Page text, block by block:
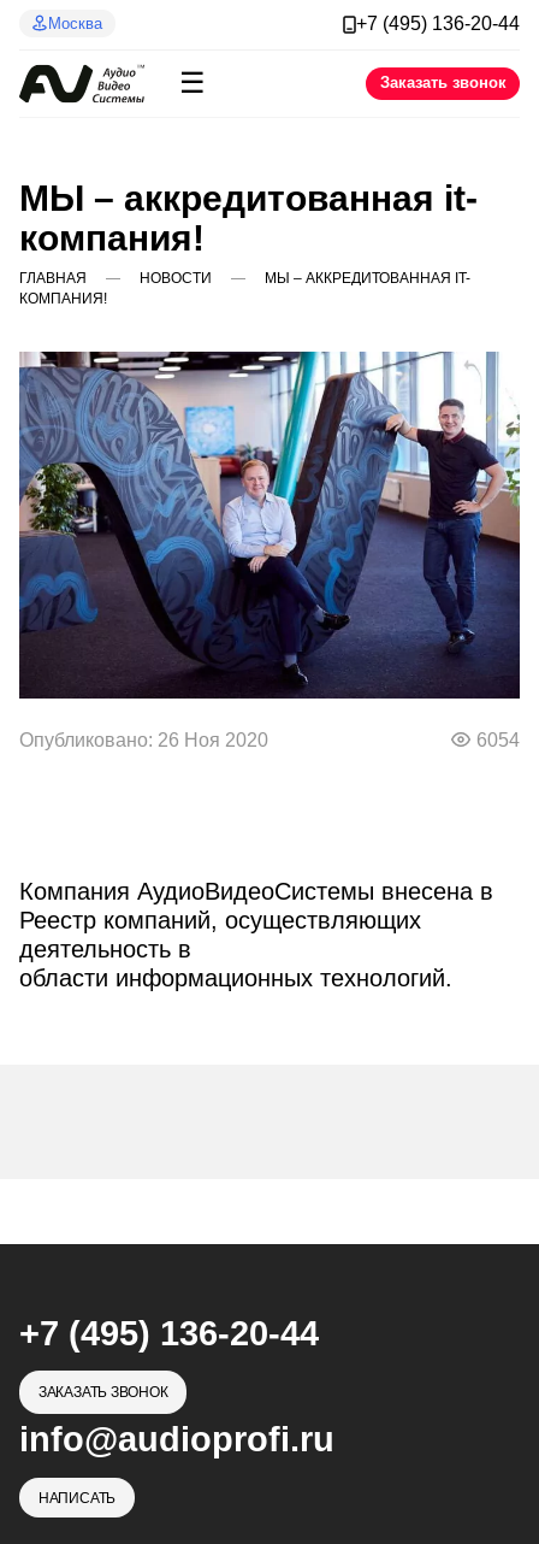
Москва +7 (495) 136-20-44
☰ Заказать звонок
МЫ – аккредитованная it-
компания!
ГЛАВНАЯ НОВОСТИ
МЫ – АККРЕДИТОВАННАЯ IT-
КОМПАНИЯ!
Опубликовано: 26 Ноя 2020 6054
Компания АудиоВидеоСистемы внесена в
Реестр компаний, осуществляющих
деятельность в
области информационных технологий.
+7 (495) 136-20-44
ЗАКАЗАТЬ ЗВОНОК
info@audioprofi.ru
НАПИСАТЬ